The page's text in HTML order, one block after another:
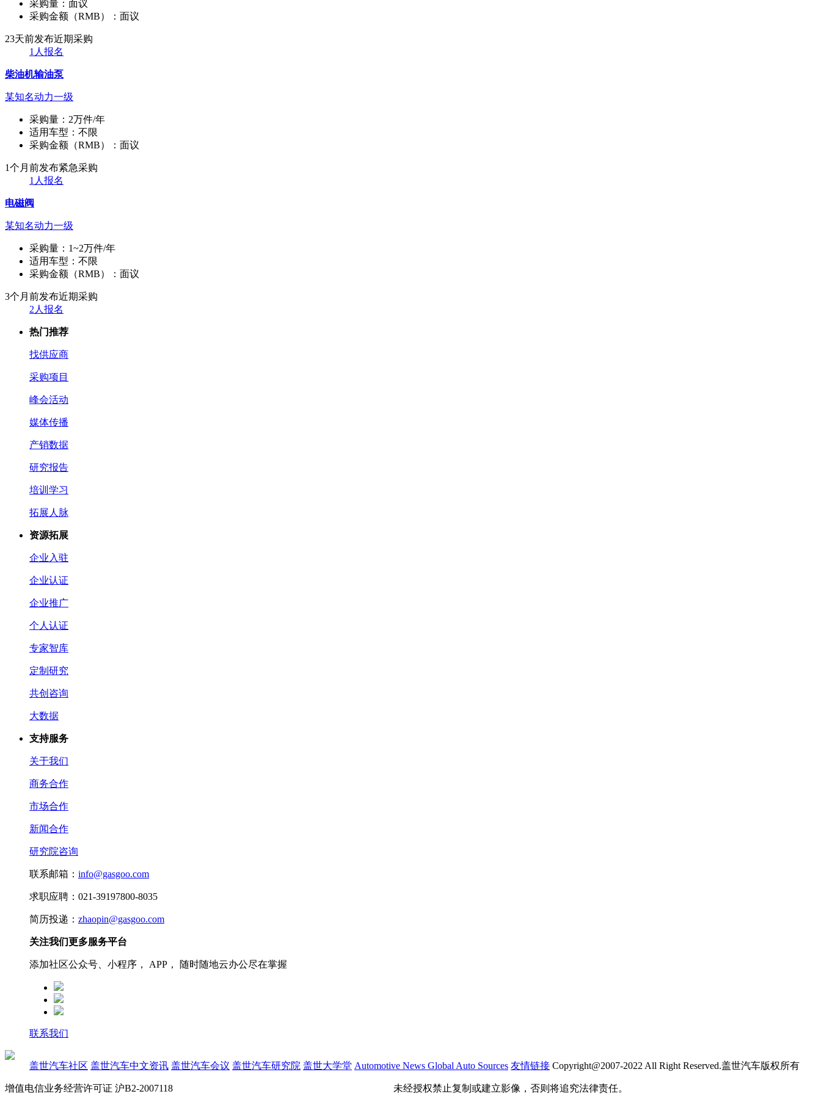
采购量： 面议
采购金额（RMB）： 面议
23天前发布近期采购
1人报名
柴油机输油泵
某知名动力一级
采购量： 2万件/年
适用车型： 不限
采购金额（RMB）： 面议
1个月前发布紧急采购
1人报名
电磁阀
某知名动力一级
采购量： 1~2万件/年
适用车型： 不限
采购金额（RMB）： 面议
3个月前发布近期采购
2人报名
热门推荐
找供应商
采购项目
峰会活动
媒体传播
产销数据
研究报告
培训学习
拓展人脉
资源拓展
企业入驻
企业认证
企业推广
个人认证
专家智库
定制研究
共创咨询
大数据
支持服务
关于我们
商务合作
市场合作
新闻合作
研究院咨询
联系邮箱： info@gasgoo.com
求职应聘：021-39197800-8035
简历投递： zhaopin@gasgoo.com
关注我们更多服务平台
添加社区公众号、小程序， APP， 随时随地云办公尽在掌握
联系我们
盖世汽车社区 盖世汽车中文资讯 盖世汽车会议 盖世汽车研究院 盖世大学堂 Automotive News Global Auto Sources 友情链接 Copyright@2007-2022 All Right Reserved.盖世汽车版权所有
增值电信业务经营许可证 沪B2-2007118 未经授权禁止复制或建立影像，否则将追究法律责任。